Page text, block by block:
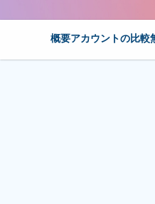
概要アカウントの比較